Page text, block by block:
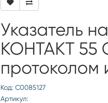
Указатель
КОНТАКТ 55
протоколом
Код: С0085127
Артикул: